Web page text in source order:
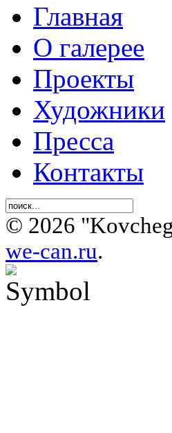
Главная
О галерее
Проекты
Художники
Пресса
Контакты
© 2026
we-can.ru.